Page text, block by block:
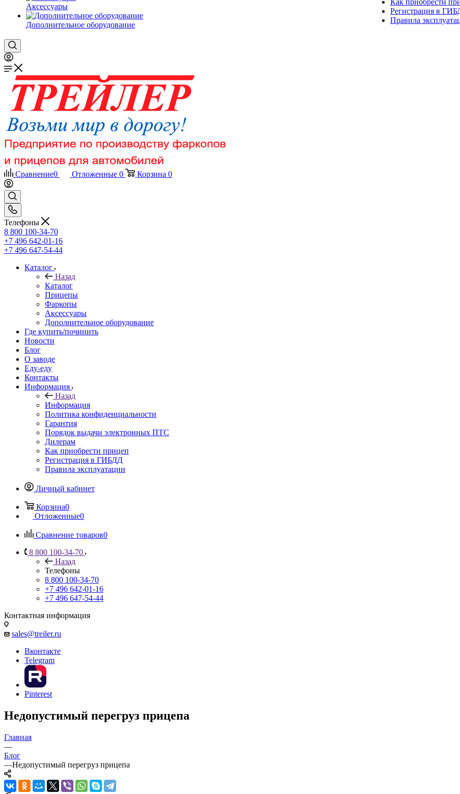
Аксессуары
Дополнительное оборудование
Как приобрести
Регистрация в
Правила
Сравнение0 Отложенные 0 Корзина 0
Телефоны
8 800 100-34-70
+7 496 642-01-16
+7 496 647-54-44
Каталог
Назад
Каталог
Прицепы
Фаркопы
Аксессуары
Дополнительное оборудование
Где купить/починить
Новости
Блог
О заводе
Еду-еду
Контакты
Информация
Назад
Информация
Политика конфиденциальности
Гарантия
Порядок выдачи электронных ПТС
Дилерам
Как приобрести прицеп
Регистрация в ГИБДД
Правила эксплуатации
Личный кабинет
Корзина0
Отложенные0
Сравнение товаров0
8 800 100-34-70
Назад
Телефоны
8 800 100-34-70
+7 496 642-01-16
+7 496 647-54-44
Контактная информация
sales@treiler.ru
Вконтакте
Telegram
Pinterest
Недопустимый перегруз прицепа
Главная
—
Блог
—Недопустимый перегруз прицепа